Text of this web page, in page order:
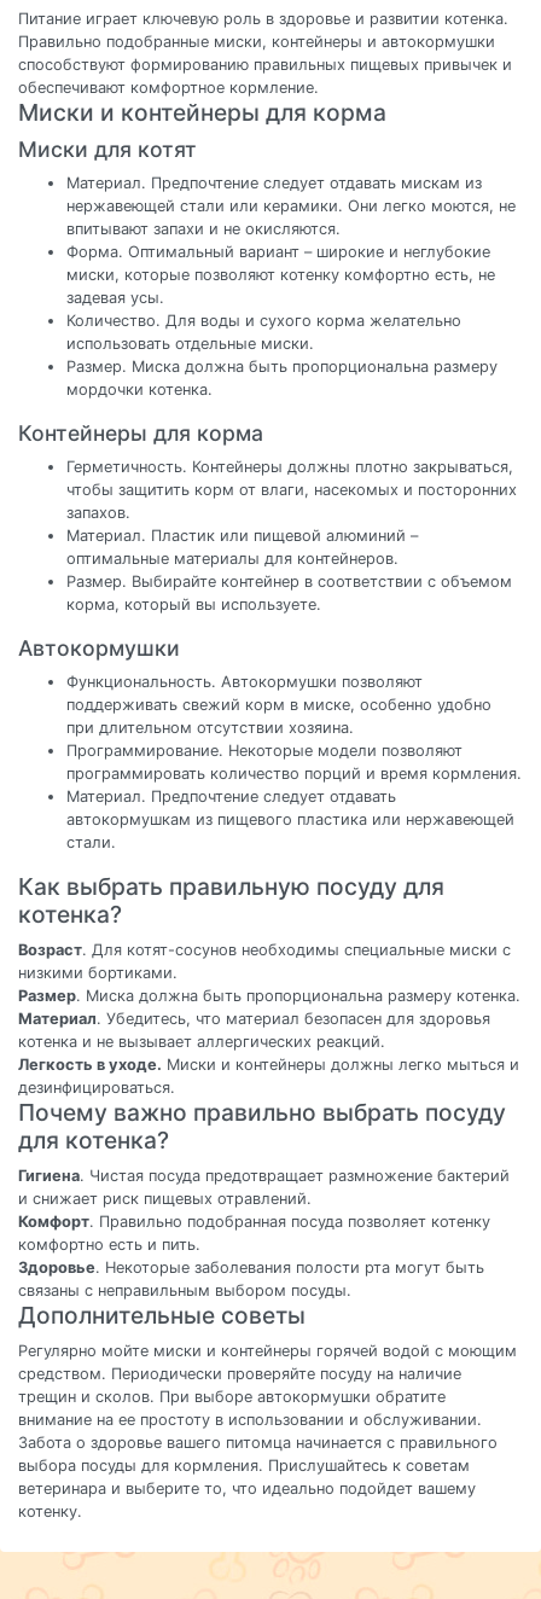
Питание играет ключевую роль в здоровье и развитии котенка.
Правильно подобранные миски, контейнеры и автокормушки
способствуют формированию правильных пищевых привычек и
обеспечивают комфортное кормление.
Миски и контейнеры для корма
Миски для котят
Материал. Предпочтение следует отдавать мискам из
нержавеющей стали или керамики. Они легко моются, не
впитывают запахи и не окисляются.
Форма. Оптимальный вариант – широкие и неглубокие
миски, которые позволяют котенку комфортно есть, не
задевая усы.
Количество. Для воды и сухого корма желательно
использовать отдельные миски.
Размер. Миска должна быть пропорциональна размеру
мордочки котенка.
Контейнеры для корма
Герметичность. Контейнеры должны плотно закрываться,
чтобы защитить корм от влаги, насекомых и посторонних
запахов.
Материал. Пластик или пищевой алюминий –
оптимальные материалы для контейнеров.
Размер. Выбирайте контейнер в соответствии с объемом
корма, который вы используете.
Автокормушки
Функциональность. Автокормушки позволяют
поддерживать свежий корм в миске, особенно удобно
при длительном отсутствии хозяина.
Программирование. Некоторые модели позволяют
программировать количество порций и время кормления.
Материал. Предпочтение следует отдавать
автокормушкам из пищевого пластика или нержавеющей
стали.
Как выбрать правильную посуду для
котенка?
Возраст. Для котят-сосунов необходимы специальные миски с
низкими бортиками.
Размер. Миска должна быть пропорциональна размеру котенка.
Материал. Убедитесь, что материал безопасен для здоровья
котенка и не вызывает аллергических реакций.
Легкость в уходе. Миски и контейнеры должны легко мыться и
дезинфицироваться.
Почему важно правильно выбрать посуду
для котенка?
Гигиена. Чистая посуда предотвращает размножение бактерий
и снижает риск пищевых отравлений.
Комфорт. Правильно подобранная посуда позволяет котенку
комфортно есть и пить.
Здоровье. Некоторые заболевания полости рта могут быть
связаны с неправильным выбором посуды.
Дополнительные советы
Регулярно мойте миски и контейнеры горячей водой с моющим
средством. Периодически проверяйте посуду на наличие
трещин и сколов. При выборе автокормушки обратите
внимание на ее простоту в использовании и обслуживании.
Забота о здоровье вашего питомца начинается с правильного
выбора посуды для кормления. Прислушайтесь к советам
ветеринара и выберите то, что идеально подойдет вашему
котенку.